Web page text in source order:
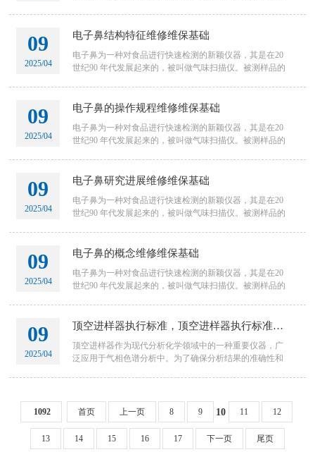
09
2025/04
电子鼻结构特征维修维保基础
电子鼻为一种对食品进行快速检测的新颖仪器，其是在20
世纪90 年代发展起来的，被叫做气味扫描仪。被测样品的
09
2025/04
电子鼻的操作规程维修维保基础
电子鼻为一种对食品进行快速检测的新颖仪器，其是在20
世纪90 年代发展起来的，被叫做气味扫描仪。被测样品的
09
2025/04
电子鼻研究进展维修维保基础
电子鼻为一种对食品进行快速检测的新颖仪器，其是在20
世纪90 年代发展起来的，被叫做气味扫描仪。被测样品的
09
2025/04
电子鼻的概念维修维保基础
电子鼻为一种对食品进行快速检测的新颖仪器，其是在20
世纪90 年代发展起来的，被叫做气味扫描仪。被测样品的
09
2025/04
顶空进样器执行标准，顶空进样器执行标准最新维修维保基础
顶空进样器作为现代分析化学领域中的一种重要仪器，广
泛应用于气相色谱分析中。为了确保分析结果的准确性和
1092 首页 上一页 8 9 10 11 12
13 14 15 16 17 下一页 尾页